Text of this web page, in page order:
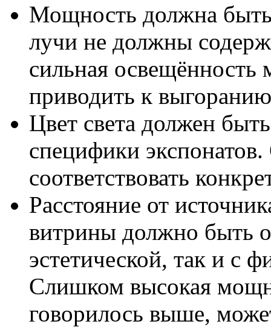
Мощность должна быть
лучи не должны
сильная освещённость
приводить к
Цвет света должен
специфики
соответствовать
Расстояние от
витрины должно быть
эстетической, так и с
Слишком высокая
говорилось выше,